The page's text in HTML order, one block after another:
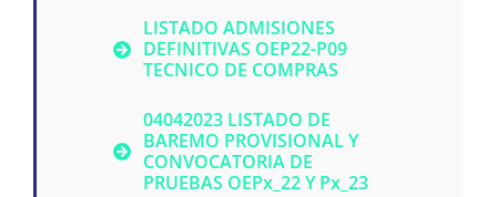
LISTADO ADMISIONES
DEFINITIVAS OEP22-P09
TECNICO DE COMPRAS
04042023 LISTADO DE
BAREMO PROVISIONAL Y
CONVOCATORIA DE
PRUEBAS OEPx_22 Y Px_23